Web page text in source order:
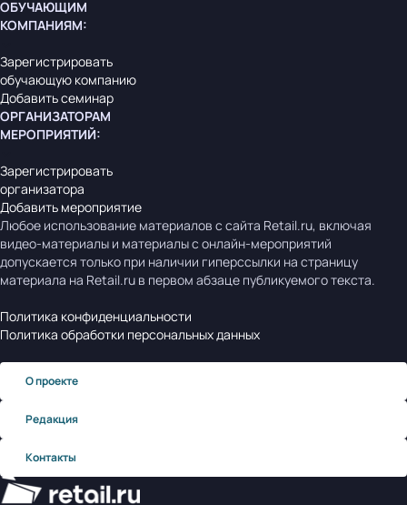
ОБУЧАЮЩИМ
КОМПАНИЯМ:
Зарегистрировать
обучающую компанию
Добавить семинар
ОРГАНИЗАТОРАМ
МЕРОПРИЯТИЙ:
Зарегистрировать
организатора
Добавить мероприятие
Любое использование материалов с сайта Retail.ru, включая
видео-материалы и материалы с онлайн-мероприятий
допускается только при наличии гиперссылки на страницу
материала на Retail.ru в первом абзаце публикуемого текста.
Политика конфиденциальности
Политика обработки персональных данных
О проекте
Редакция
Контакты